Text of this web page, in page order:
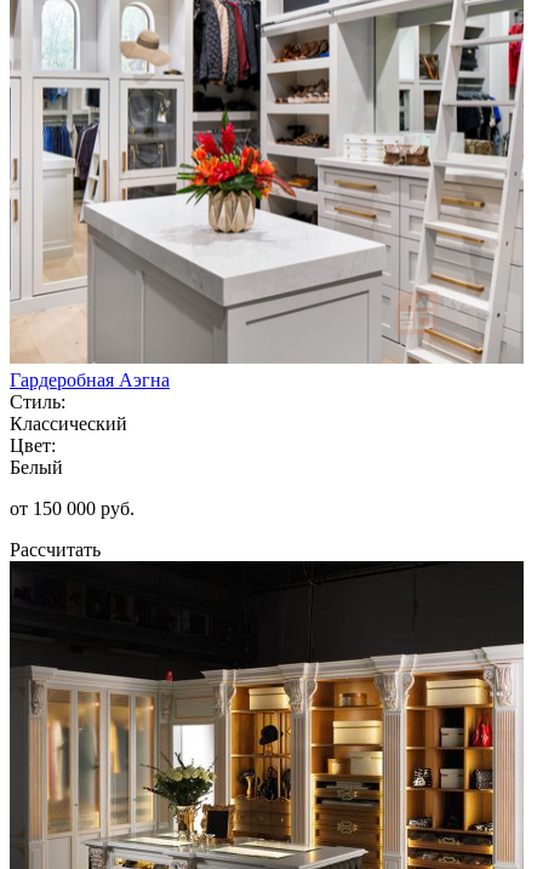
Гардеробная Аэгна
Стиль:
Классический
Цвет:
Белый
от 150 000 руб.
Рассчитать